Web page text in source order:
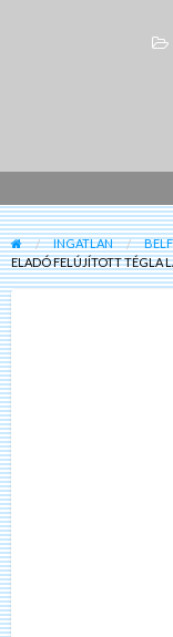
INGATLAN
ELADÓ FELÚJÍTOTT TÉGLA